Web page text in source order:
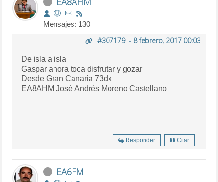
Mensajes: 130
#307179- 8 febrero, 2017 00:03
De isla a isla
Gaspar ahora toca disfrutar y gozar
Desde Gran Canaria 73dx
EA8AHM José Andrés Moreno Castellano
Responder Citar
EA6FM